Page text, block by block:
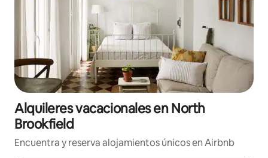
Alquileres vacacionales en North
Brookfield
Encuentra y reserva alojamientos únicos en Airbnb